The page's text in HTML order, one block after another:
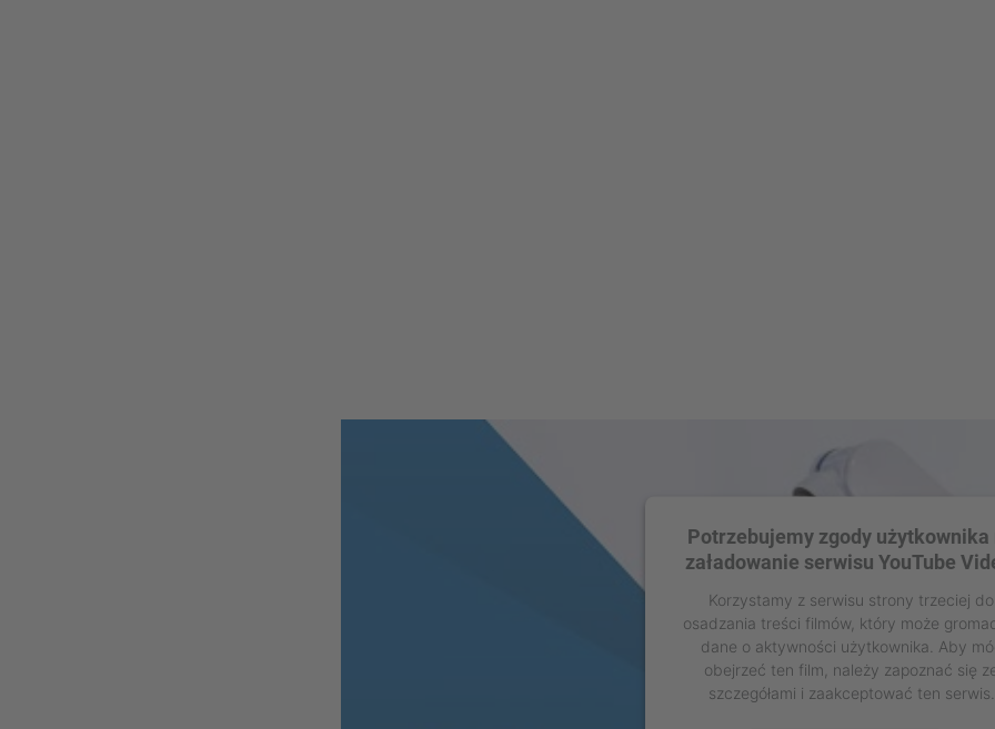
Potrzebujemy zgody użytkownika
załadowanie serwisu YouTube
Korzystamy z serwisu strony trzeciej do
osadzania treści filmów, który może
dane o aktywności użytkownika. Aby
obejrzeć ten film, należy zapoznać się
szczegółami i zaakceptować ten serwis.